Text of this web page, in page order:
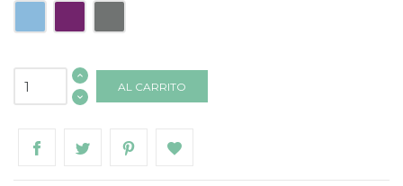
CelesteMorado
AL CARRITO